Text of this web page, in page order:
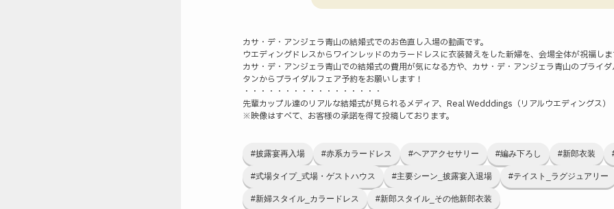
カサ・デ・アンジェラ青山の結婚式でのお色直し入場の動画です。
ウエディングドレスからワインレッドのカラードレスに衣装替えをした新婦を、会場全体が祝福しま
カサ・デ・アンジェラ青山での結婚式の費用が気になる方や、カサ・デ・アンジェラ青山のブライ
タンからブライダルフェア予約をお願いします！
・・・・・・・・・・・・・・・・・
先輩カップル達のリアルな結婚式が見られるメディア、Real Wedddings（リアルウエディングス）
※映像はすべて、お客様の承諾を得て投稿しております。
#披露宴再入場 #赤系カラードレス #ヘアアクセサリー #編み下ろし #新郎衣装
#式場タイプ_式場・ゲストハウス #主要シーン_披露宴入退場 #テイスト_ラグジュアリー
#新婦スタイル_カラードレス #新郎スタイル_その他新郎衣装